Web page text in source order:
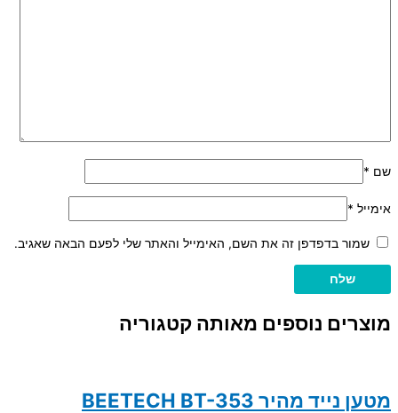
שם *
אימייל *
שמור בדפדפן זה את השם, האימייל והאתר שלי לפעם הבאה שאגיב.
מוצרים נוספים מאותה קטגוריה
מטען נייד מהיר BEETECH BT-353